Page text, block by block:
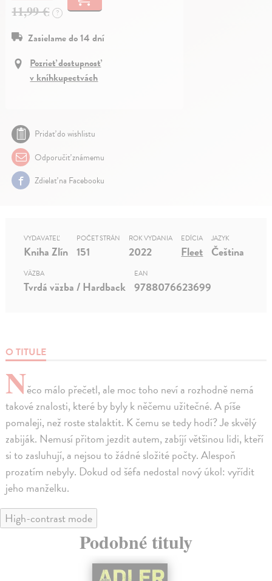
11,99 €
?
Zasielame do 14 dní
Pozrieť dostupnosť
v kníhkupectvách
Pridať do wishlistu
Odporučiť známemu
Zdielať na Facebooku
O TITULE
Něco málo přečetl, ale moc toho neví a rozhodně nemá
takové znalosti, které by byly k něčemu užitečné. A píše
pomaleji, než roste stalaktit. K čemu se tedy hodí? Je skvělý
zabiják. Nemusí přitom jezdit autem, zabíjí většinou lidi, kteří
si to zasluhují, a nejsou to žádné složité počty. Alespoň
prozatím nebyly. Dokud od šéfa nedostal nový úkol: vyřídit
jeho manželku.
VYDAVATEĽ
Kniha Zlín
POČET STRÁN
151
ROK VYDANIA
2022
EDÍCIA
Fleet
JAZYK
Čeština
VÄZBA
Tvrdá väzba / Hardback
EAN
9788076623699
High-contrast mode
Podobné tituly